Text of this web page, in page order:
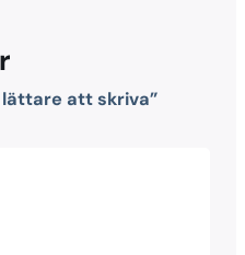
lättare att skriva”